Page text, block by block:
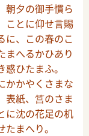
朝夕の御手慣ら
ことに仰せ言賜
に、この春のこ
まへるかひあり
ひたまふ。
かかやくさまな
表紙、筥のさま
に沈の花足の机
まへり。